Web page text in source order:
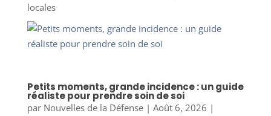
locales
Petits moments, grande incidence : un guide
réaliste pour prendre soin de soi
par Nouvelles de la Défense| Août 6, 2026 |